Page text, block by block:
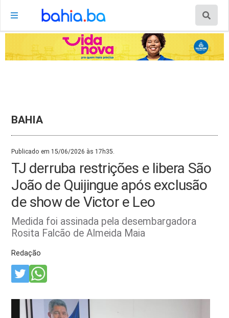
BAHIA
Publicado em 15/06/2026 às 17h35.
TJ derruba restrições e libera São
João de Quijingue após exclusão
de show de Victor e Leo
Medida foi assinada pela desembargadora
Rosita Falcão de Almeida Maia
Redação